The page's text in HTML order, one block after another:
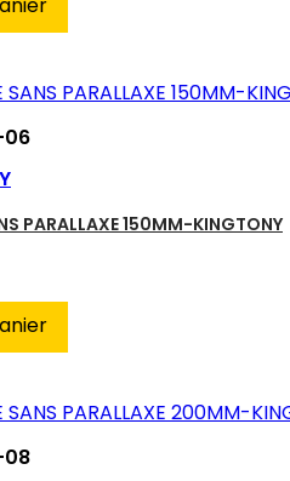
06
PARALLAXE 150MM-KINGTONY
08